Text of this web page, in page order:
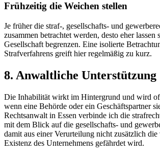
Frühzeitig die Weichen stellen
Je früher die straf-, gesellschafts- und
zusammen betrachtet werden, desto eher lassen
Gesellschaft begrenzen. Eine isolierte
Strafverfahrens greift hier regelmäßig zu kurz.
8. Anwaltliche Unterstützung
Die Inhabilität wirkt im Hintergrund und wird
wenn eine Behörde oder ein Geschäftspartner
Rechtsanwalt in Essen verbinde ich die
mit dem Blick auf die gesellschafts- und
damit aus einer Verurteilung nicht zusätzlich
Existenz des Unternehmens gefährdet wird.